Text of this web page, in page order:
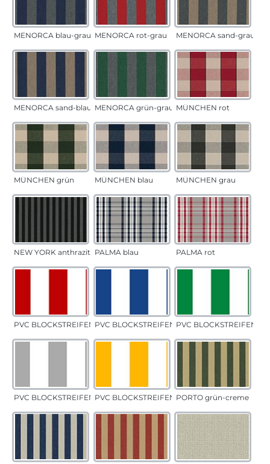
MENORCA blau-grau MENORCA rot-grau MENORCA sand-grau
MENORCA sand-blau MENORCA grün-grau MÜNCHEN rot
MÜNCHEN grün MÜNCHEN blau MÜNCHEN grau
NEW YORK anthrazit PALMA blau PALMA rot
PVC BLOCKSTREIFEN rotPVC BLOCKSTREIFEN blauPVC BLOCKSTREIFEN
PVC BLOCKSTREIFEN grauPVC BLOCKSTREIFEN gelbPORTO grün-creme